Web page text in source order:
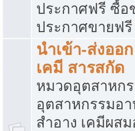
ประกาศฟรี ซื้อ
ประกาศขายฟรี
นำเข้า-ส่งออ
เคมี สารสกัด
หมวดอุตสาหก
อุตสาหกรรมอา
สำอาง เคมีผส